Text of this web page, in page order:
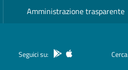
Amministrazione trasparente
Seguici su: App Android
App IOS Cerca